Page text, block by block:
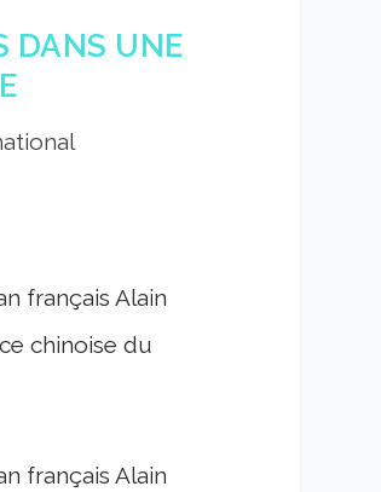
DANS UNE
français Alain
chinoise du
français Alain